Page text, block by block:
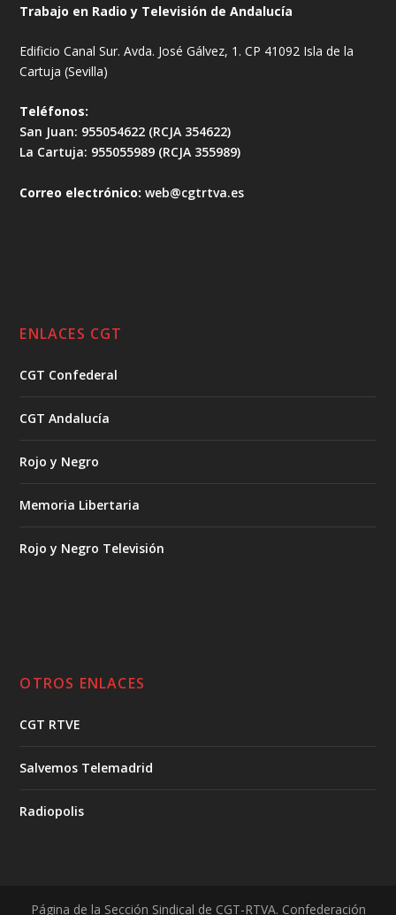
Trabajo en Radio y Televisión de Andalucía
Edificio Canal Sur. Avda. José Gálvez, 1. CP 41092 Isla de la
Cartuja (Sevilla)
Teléfonos:
San Juan: 955054622 (RCJA 354622)
La Cartuja: 955055989 (RCJA 355989)
Correo electrónico:web@cgtrtva.es
ENLACES CGT
CGT Confederal
CGT Andalucía
Rojo y Negro
Memoria Libertaria
Rojo y Negro Televisión
OTROS ENLACES
CGT RTVE
Salvemos Telemadrid
Radiopolis
Página de la Sección Sindical de CGT-RTVA. Confederación